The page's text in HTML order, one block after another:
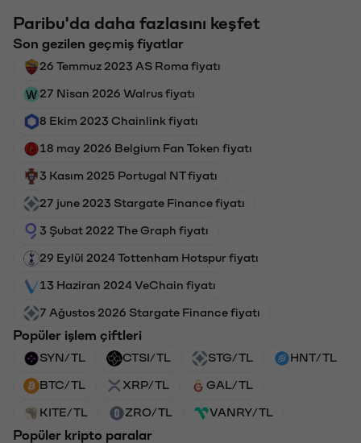
Paribu'da daha fazlasını keşfet
Son gezilen geçmiş fiyatlar
26 Temmuz 2023 AS Roma fiyatı
27 Nisan 2026 Walrus fiyatı
8 Ekim 2023 Chainlink fiyatı
18 may 2026 Belgium Fan Token fiyatı
3 Kasım 2025 Portugal NT fiyatı
27 june 2023 Stargate Finance fiyatı
3 Şubat 2022 The Graph fiyatı
29 Eylül 2024 Tottenham Hotspur fiyatı
13 Haziran 2024 VeChain fiyatı
7 Ağustos 2026 Stargate Finance fiyatı
Popüler işlem çiftleri
SYN/TL CTSI/TL STG/TL HNT/TL
BTC/TL XRP/TL GAL/TL
KITE/TL ZRO/TL VANRY/TL
Popüler kripto paralar